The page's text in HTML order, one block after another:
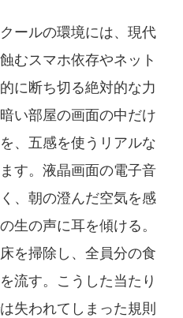
ールの環境には、現代
むスマホ依存やネット
に断ち切る絶対的な力
い部屋の画面の中だけ
、五感を使うリアルな
す。液晶画面の電子音
、朝の澄んだ空気を感
生の声に耳を傾ける。
を掃除し、全員分の食
流す。こうした当たり
失われてしまった規則